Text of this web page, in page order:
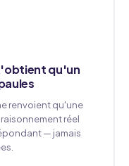
qu'un
renvoient qu'une
réel
— jamais